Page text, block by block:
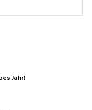
Jahr!